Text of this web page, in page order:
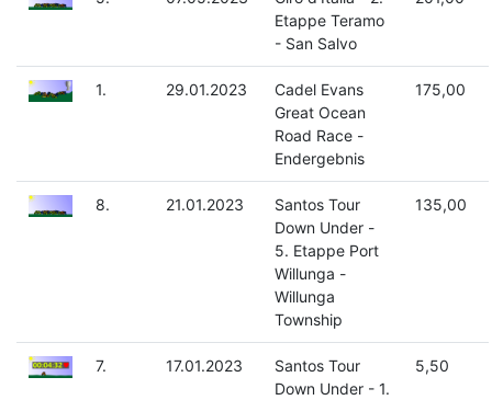
Etappe Teramo
- San Salvo
1. 29.01.2023
Cadel Evans
Great Ocean
Road Race -
Endergebnis
175,00
8. 21.01.2023
Santos Tour
Down Under -
5. Etappe Port
Willunga -
Willunga
Township
135,00
7. 17.01.2023
Santos Tour
Down Under - 1.
5,50